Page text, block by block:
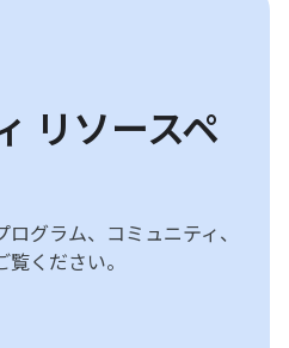
リソースペ
グラム、コミュニティ、
ください。